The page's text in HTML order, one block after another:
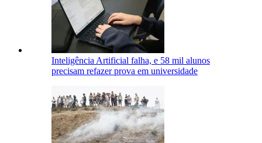
Inteligência Artificial falha, e 58 mil alunos
precisam refazer prova em universidade